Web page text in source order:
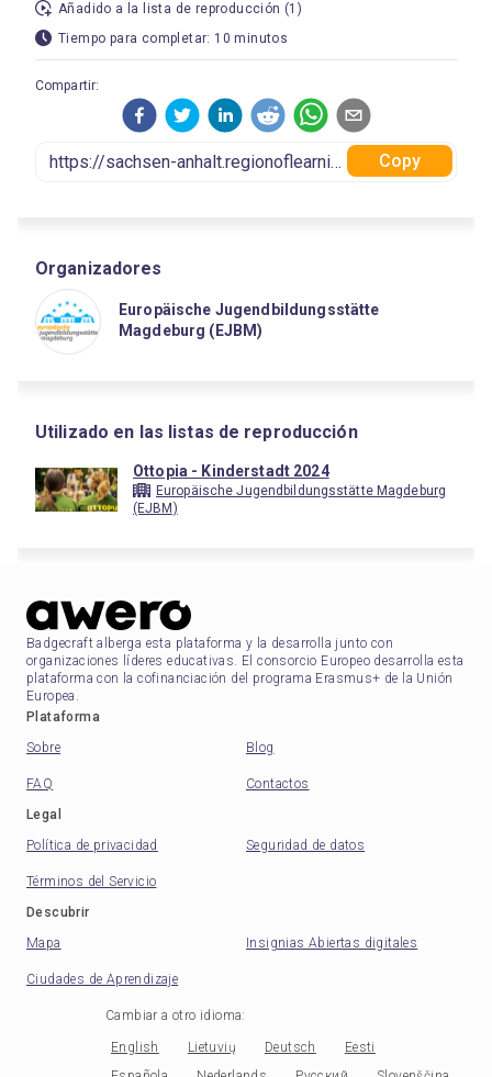
Añadido a la lista de reproducción (1)
Tiempo para completar: 10 minutos
Compartir:
Copy
Organizadores
Europäische Jugendbildungsstätte
Magdeburg (EJBM)
Utilizado en las listas de reproducción
Ottopia - Kinderstadt 2024
Europäische Jugendbildungsstätte Magdeburg
(EJBM)
Badgecraft alberga esta plataforma y la desarrolla junto con
organizaciones líderes educativas. El consorcio Europeo desarrolla esta
plataforma con la cofinanciación del programa Erasmus+ de la Unión
Europea.
Plataforma
Sobre
Blog
FAQ
Contactos
Legal
Política de privacidad
Seguridad de datos
Términos del Servicio
Descubrir
Mapa
Insignias Abiertas digitales
Ciudades de Aprendizaje
Cambiar a otro idioma:
English Lietuvių Deutsch
Eesti